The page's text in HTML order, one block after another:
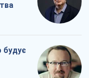
будує